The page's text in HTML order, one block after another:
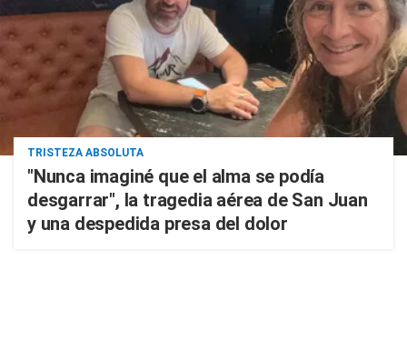
TRISTEZA ABSOLUTA
"Nunca imaginé que el alma se podía
desgarrar", la tragedia aérea de San Juan
y una despedida presa del dolor